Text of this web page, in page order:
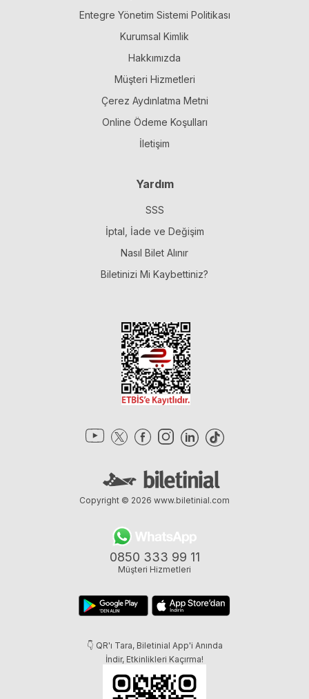
Entegre Yönetim Sistemi Politikası
Kurumsal Kimlik
Hakkımızda
Müşteri Hizmetleri
Çerez Aydınlatma Metni
Online Ödeme Koşulları
İletişim
Yardım
SSS
İptal, İade ve Değişim
Nasıl Bilet Alınır
Biletinizi Mi Kaybettiniz?
0850 333 99 11
Müşteri Hizmetleri
👇 QR'ı Tara, Biletinial App'i Anında
İndir, Etkinlikleri Kaçırma!
Copyright © 2026 www.biletinial.com